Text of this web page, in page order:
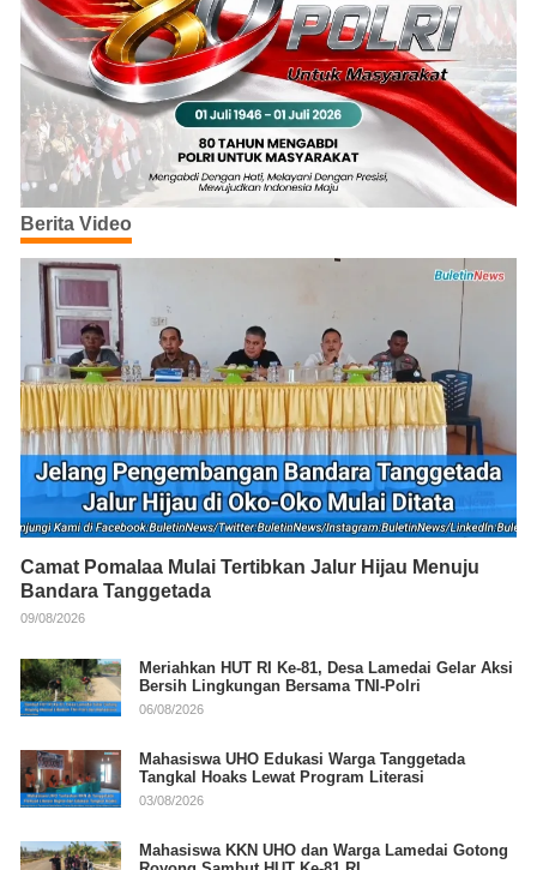
Berita Video
Camat Pomalaa Mulai Tertibkan Jalur Hijau Menuju
Bandara Tanggetada
09/08/2026
Meriahkan HUT RI Ke-81, Desa Lamedai Gelar Aksi
Bersih Lingkungan Bersama TNI-Polri
06/08/2026
Mahasiswa UHO Edukasi Warga Tanggetada
Tangkal Hoaks Lewat Program Literasi
03/08/2026
Mahasiswa KKN UHO dan Warga Lamedai Gotong